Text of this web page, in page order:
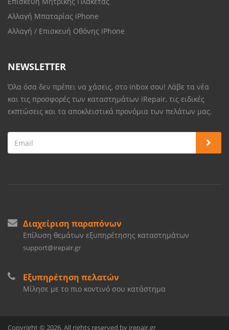
Αλλαγή Μπαταρίας iPhone
Αλλαγή / Επισκευή Οθόνης iPhone
NEWSLETTER
Όλα όσα δεν πρέπει να χάσεις, στο inbox σου! Λάβε τα νέα
και τις προσφορές των καταστημάτων iRepair, τις ειδικές
εκπτώσεις και τα αποκλειστικά προνόμια των πελάτων μας.
Διαχείριση παραπόνων
Επίλυση θεμάτων εξυπηρέτησης καταστημάτων
support@irepair.gr
Εξυπηρέτηση πελατών
Μίλησε με το πιο κοντινό σου κατάστημα
Copyright © 2026. All rights reserved by irepair.gr